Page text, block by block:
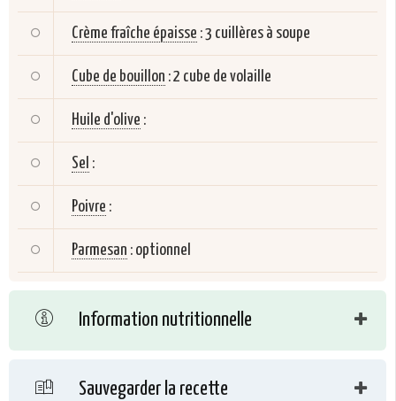
Crème fraîche épaisse :3 cuillères à soupe
Cube de bouillon :2 cube de volaille
Huile d'olive :
Sel :
Poivre :
Parmesan : optionnel
Information nutritionnelle
Sauvegarder la recette